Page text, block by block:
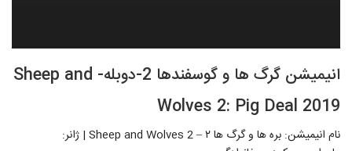
انیمیشن گرگ ها و گوسفندها 2-دوبله- Sheep and
Wolves 2: Pig Deal 2019
نام انیمیشن: بره ها و گرگ ها ۲ – Sheep and Wolves 2 | ژانر: